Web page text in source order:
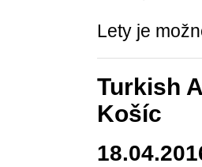
Lety je
Turkish
Košíc